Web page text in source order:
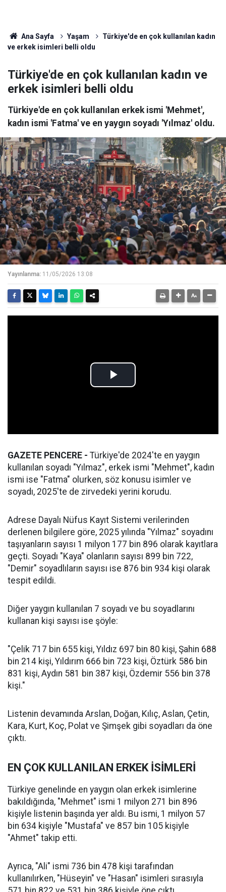
Ana Sayfa Yaşam
Türkiye'de en çok kullanılan kadın
ve erkek isimleri belli oldu
Türkiye'de en çok kullanılan kadın ve
erkek isimleri belli oldu
Türkiye'de en çok kullanılan erkek ismi 'Mehmet',
kadın ismi 'Fatma' ve en yaygın soyadı 'Yılmaz' oldu.
Yayınlanma: 11/05/2026 13:08
GAZETE PENCERE - Türkiye'de 2024'te en yaygın
kullanılan soyadı "Yılmaz", erkek ismi "Mehmet", kadın
ismi ise "Fatma" olurken, söz konusu isimler ve
soyadı, 2025'te de zirvedeki yerini korudu.
Adrese Dayalı Nüfus Kayıt Sistemi verilerinden
derlenen bilgilere göre, 2025 yılında "Yılmaz" soyadını
taşıyanların sayısı 1 milyon 177 bin 896 olarak kayıtlara
geçti. Soyadı "Kaya" olanların sayısı 899 bin 722,
"Demir" soyadlıların sayısı ise 876 bin 934 kişi olarak
tespit edildi.
Diğer yaygın kullanılan 7 soyadı ve bu soyadlarını
kullanan kişi sayısı ise şöyle:
"Çelik 717 bin 655 kişi, Yıldız 697 bin 80 kişi, Şahin 688
bin 214 kişi, Yıldırım 666 bin 723 kişi, Öztürk 586 bin
831 kişi, Aydın 581 bin 387 kişi, Özdemir 556 bin 378
kişi."
Listenin devamında Arslan, Doğan, Kılıç, Aslan, Çetin,
Kara, Kurt, Koç, Polat ve Şimşek gibi soyadları da öne
çıktı.
EN ÇOK KULLANILAN ERKEK İSİMLERİ
Türkiye genelinde en yaygın olan erkek isimlerine
bakıldığında, "Mehmet" ismi 1 milyon 271 bin 896
kişiyle listenin başında yer aldı. Bu ismi, 1 milyon 57
bin 634 kişiyle "Mustafa" ve 857 bin 105 kişiyle
"Ahmet" takip etti.
Ayrıca, "Ali" ismi 736 bin 478 kişi tarafından
kullanılırken, "Hüseyin" ve "Hasan" isimleri sırasıyla